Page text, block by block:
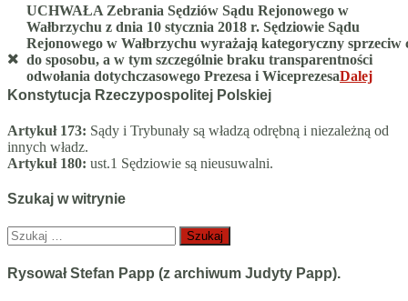
UCHWAŁA Zebrania Sędziów Sądu Rejonowego w
Wałbrzychu z dnia 10 stycznia 2018 r. Sędziowie Sądu
Rejonowego w Wałbrzychu wyrażają kategoryczny sprzeciw
do sposobu, a w tym szczególnie braku transparentności
odwołania dotychczasowego Prezesa i WiceprezesaDalej
Konstytucja Rzeczypospolitej Polskiej
Artykuł 173: Sądy i Trybunały są władzą odrębną i niezależną od
innych władz.
Artykuł 180: ust.1 Sędziowie są nieusuwalni.
Szukaj w witrynie
Szukaj:
Rysował Stefan Papp (z archiwum Judyty Papp).